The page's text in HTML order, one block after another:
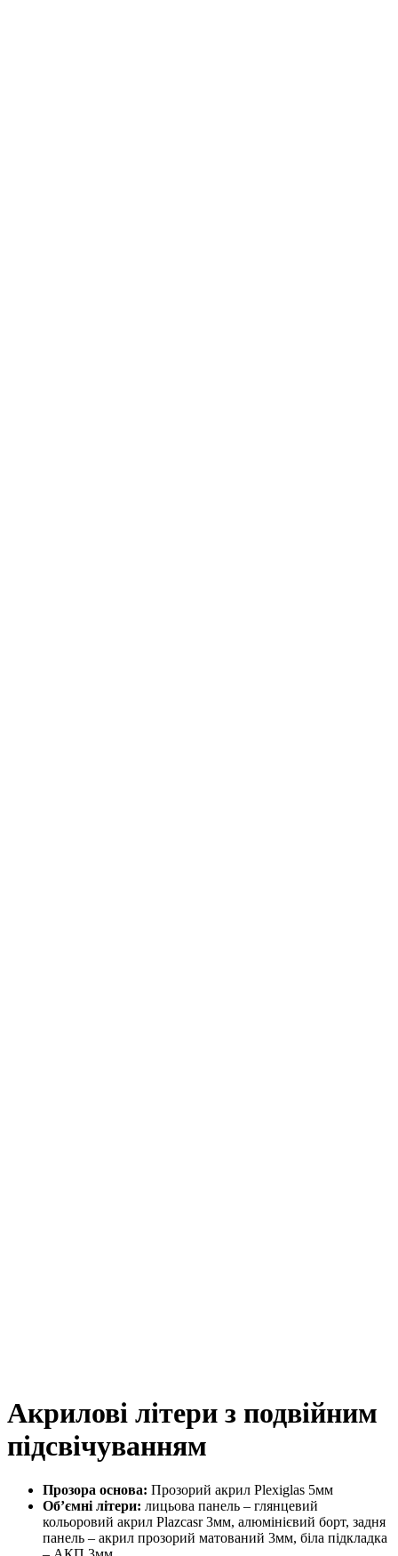
Акрилові літери з подвійним
підсвічуванням
Прозора основа: Прозорий акрил Plexiglas 5мм
Об’ємні літери: лицьова панель – глянцевий
кольоровий акрил Plazcasr 3мм, алюмінієвий борт, задня
панель – акрил прозорий матований 3мм, біла підкладка